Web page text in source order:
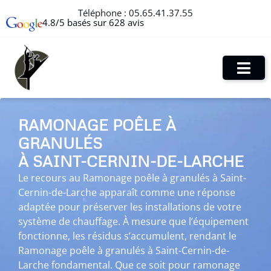
Téléphone : 05.65.41.37.55
4.8/5 basés sur 628 avis
RAMONAGE POÊLE À
GRANULÉS
À SAINT-CERNIN-DE-LARCHE
Le recours au Ramonage poêle à granulés à Saint-
Cernin-de-Larche apparaît comme une réponse
adaptée pour préserver les installations de votre
système de chauffage. À mesure que l’équipement
fonctionne, les résidus s’accumulent, rendant le
Ramonage poêle à granulés à Saint-Cernin-de-
Larche fondamental. Que ce soit pour ramonage